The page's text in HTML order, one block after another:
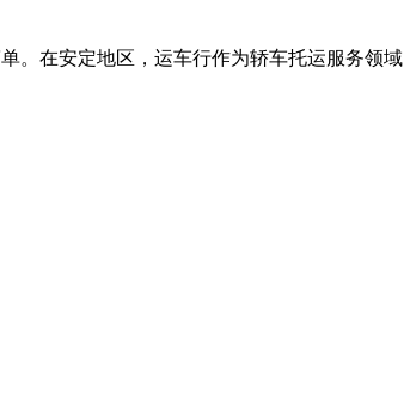
。在安定地区，运车行作为轿车托运服务领